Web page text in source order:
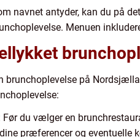
navnet antyder, kan du på
Menuen
brunchoplevelse på
Før du vælger en
præferencer og eventuelle